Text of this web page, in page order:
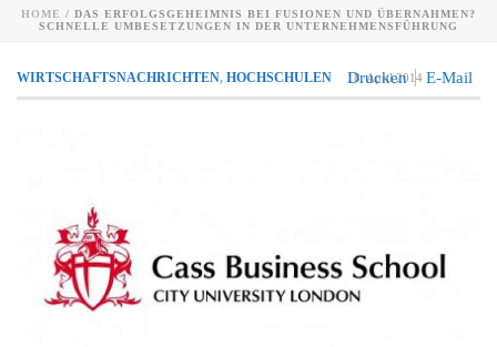
HOME / DAS ERFOLGSGEHEIMNIS BEI FUSIONEN UND ÜBERNAHMEN?
SCHNELLE UMBESETZUNGEN IN DER UNTERNEHMENSFÜHRUNG
Drucken E-Mail
WIRTSCHAFTSNACHRICHTEN, HOCHSCHULEN 18. April 2014